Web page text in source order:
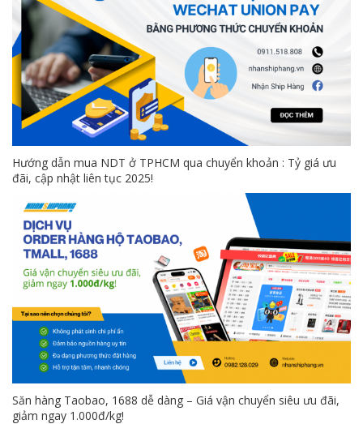
Hướng dẫn mua NDT ở TPHCM qua chuyển khoản : Tỷ giá ưu
đãi, cập nhật liên tục 2025!
Săn hàng Taobao, 1688 dễ dàng – Giá vận chuyển siêu ưu đãi,
giảm ngay 1.000đ/kg!